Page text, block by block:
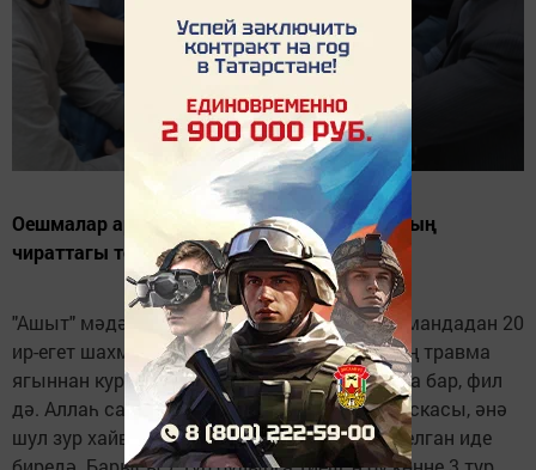
Оешмалар арасында баручы спартакиаданың
чираттагы төре узды.
"Ашыт" мәдәният һәм спорт үзәгендә 10 командадан 20
ир-егет шахмат уйнады. Берәү: "Спортның иң травма
ягыннан куркыныч төре ул. Чөнки анда ат та бар, фил
дә. Аллаһ сакласын инде", дип әйтте ди. Кыскасы, әнә
шул зур хайваннардан курыкмаучылар җыелган иде